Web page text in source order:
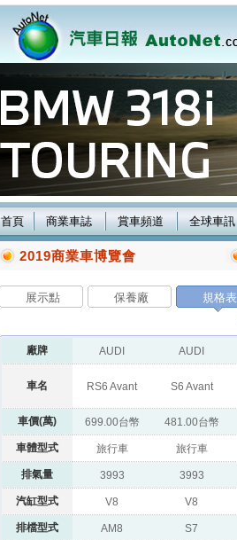
首頁 商業車誌 賞車頻道 全球車訊
2019商業車博覽會
展示點 保養廠 規格表
廠牌 AUDI AUDI
車名 RS6 Avant S6 Avant
車價(萬) 699.00台幣 481.00台幣
車體型式 旅行車 旅行車
排氣量 3993 3993
汽缸型式 V8 V8
排檔型式 AM8 S7